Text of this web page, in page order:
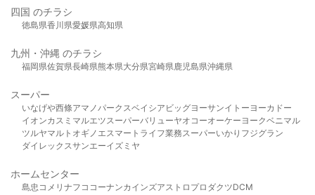
四国 のチラシ
徳島県香川県愛媛県高知県
九州・沖縄 のチラシ
福岡県佐賀県長崎県熊本県大分県宮崎県鹿児島県沖縄県
スーパー
いなげや西條アマノパークスベイシア ビッグヨーサンイトーヨーカドー
イオンカスミ マルエツスーパーバリューヤオコーオーケー ヨークベニマル
ツルヤマルト オギノ エスマート ライフ業務スーパーいかり フジグラン
ダイレックスサンエーイズミヤ
ホームセンター
島忠 コメリ ナフコ コーナンカインズアストロプロダクツDCM